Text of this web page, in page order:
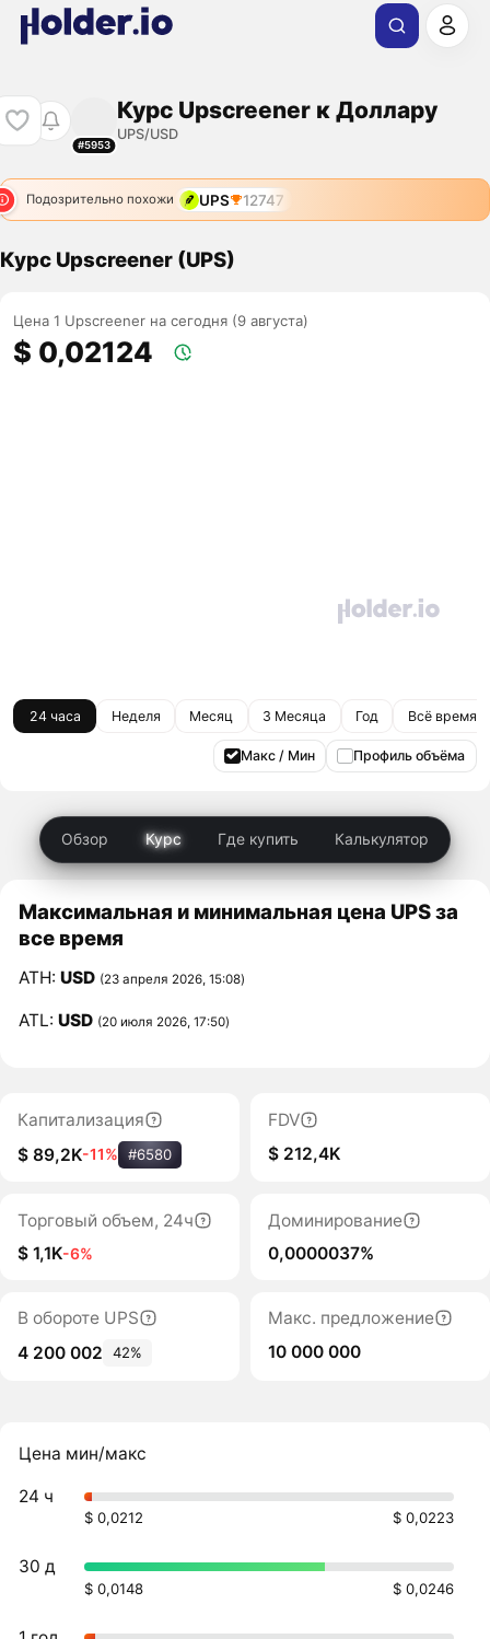
#5953
Курс Upscreener к Доллару
UPS/USD
Подозрительно похожи UPS 12747
Курс Upscreener (UPS)
Цена 1 Upscreener на сегодня (9 августа)
$ 0,02124
24 часа Неделя Месяц 3 Месяца Год Всё время
Макс / Мин Профиль объёма
Обзор Курс Где купить Калькулятор
Максимальная и минимальная цена UPS за
все время
ATH:USD (23 апреля 2026, 15:08)
ATL:USD (20 июля 2026, 17:50)
Капитализация
$ 89,2K-11% #6580
FDV
$ 212,4K
Торговый объем, 24ч
$ 1,1K-6%
Доминирование
0,0000037%
В обороте UPS
4 200 002
42%
Макс. предложение
10 000 000
Цена мин/макс
24 ч
$ 0,0212 $ 0,0223
30 д
$ 0,0148 $ 0,0246